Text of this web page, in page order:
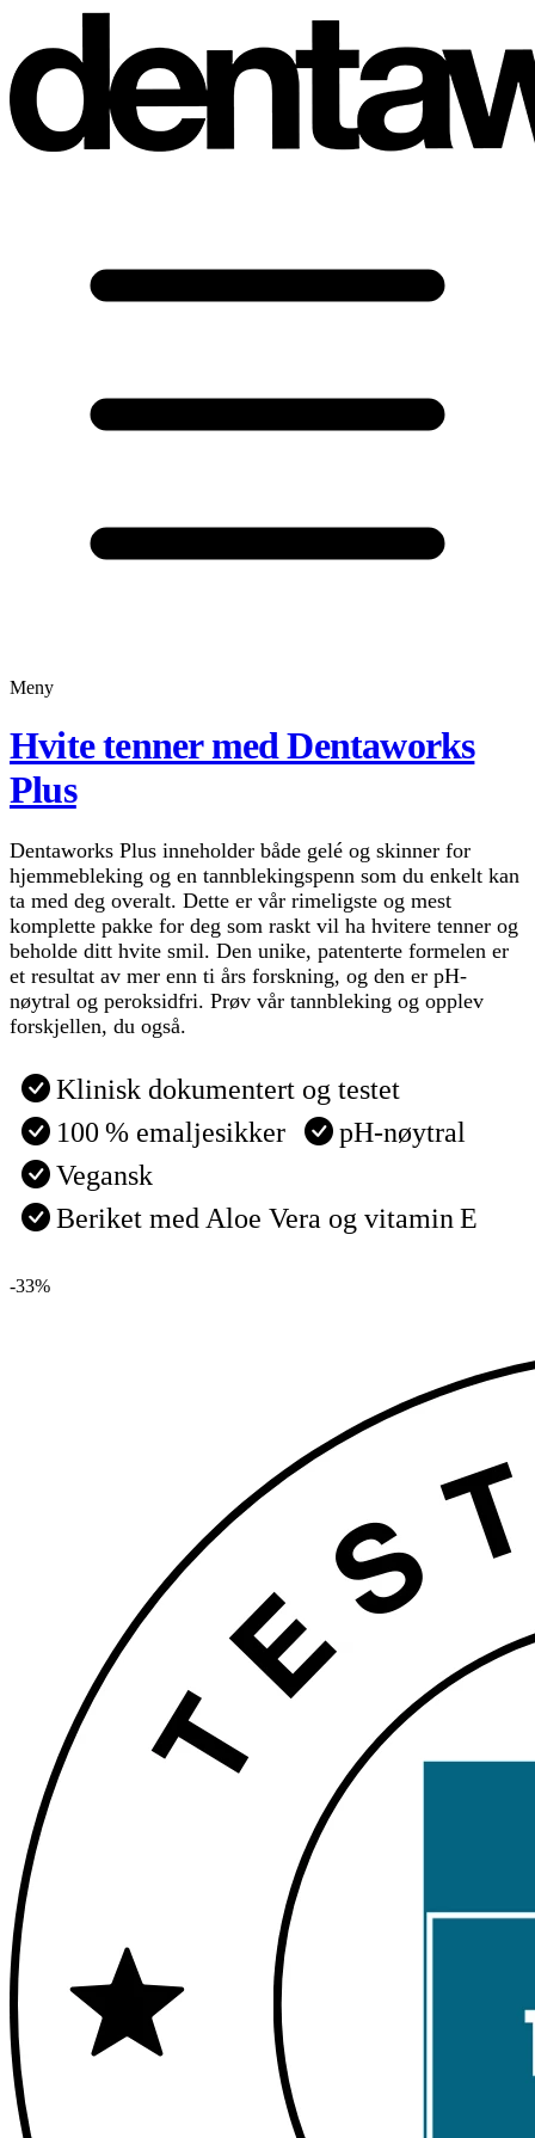
Meny
Hvite tenner med Dentaworks
Plus
Dentaworks Plus inneholder både gelé og skinner for
hjemmebleking og en tannblekingspenn som du enkelt kan
ta med deg overalt. Dette er vår rimeligste og mest
komplette pakke for deg som raskt vil ha hvitere tenner og
beholde ditt hvite smil. Den unike, patenterte formelen er
et resultat av mer enn ti års forskning, og den er pH-
nøytral og peroksidfri. Prøv vår tannbleking og opplev
forskjellen, du også.
Klinisk dokumentert og testet
100 % emaljesikker
pH‑nøytral
Vegansk
Beriket med Aloe Vera og vitamin E
-33%